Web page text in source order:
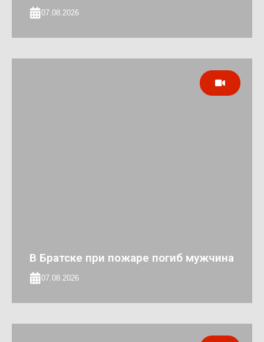
07.08.2026
В Братске при пожаре погиб мужчина
07.08.2026